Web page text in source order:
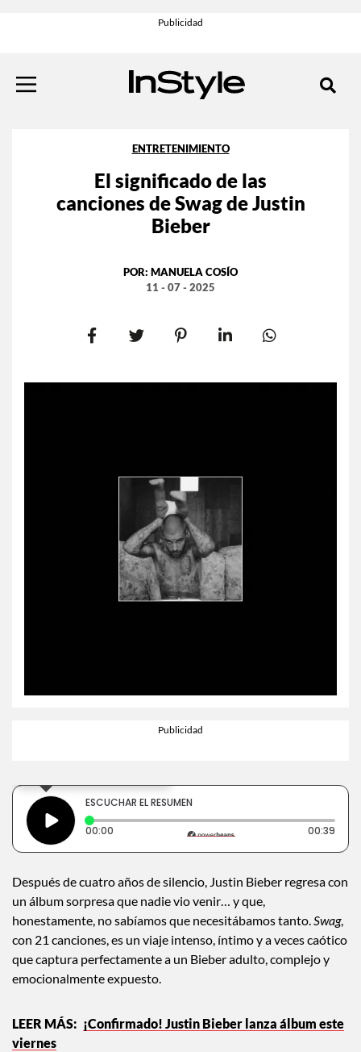
ENTRETENIMIENTO
El significado de las
canciones de Swag de Justin
Bieber
POR: MANUELA COSÍO
11 - 07 - 2025
ESCUCHAR EL RESUMEN
00:00 Tiempo transcurrido: 0 segundos 00:39
Después de cuatro años de silencio, Justin Bieber regresa con
un álbum sorpresa que nadie vio venir… y que,
honestamente, no sabíamos que necesitábamos tanto.Swag,
con 21 canciones, es un viaje intenso, íntimo y a veces caótico
que captura perfectamente a un Bieber adulto, complejo y
emocionalmente expuesto.
¡Confirmado! Justin Bieber lanza álbum este
viernes